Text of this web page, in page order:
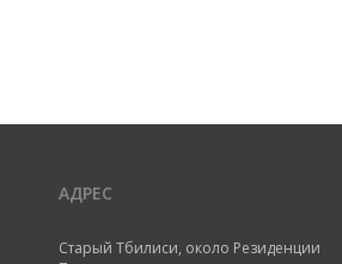
АДРЕС
Старый Тбилиси, около Резиденции